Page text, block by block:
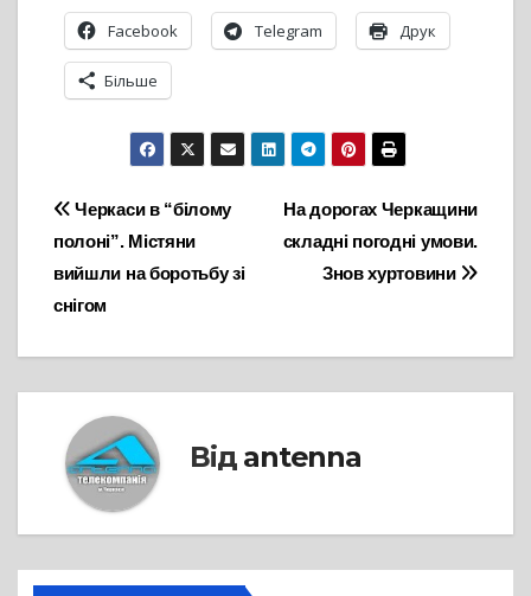
Facebook Telegram Друк
Більше
Навігація
записів
На дорогах Черкащини
складні погодні умови.
Знов хуртовини
Черкаси в “білому
полоні”. Містяни
вийшли на боротьбу зі
снігом
Від antenna